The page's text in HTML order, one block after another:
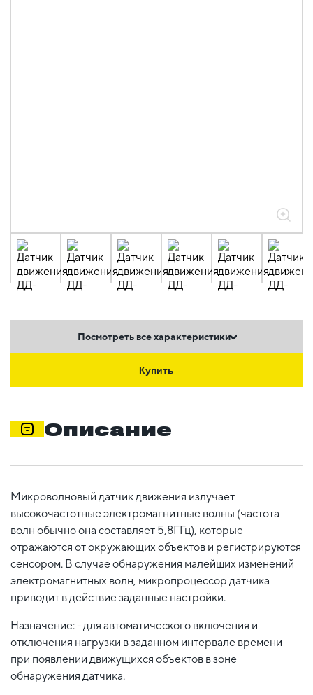
Посмотреть все характеристики
Купить
Описание
Микроволновый датчик движения излучает
высокочастотные электромагнитные волны (частота
волн обычно она составляет 5,8ГГц), которые
отражаются от окружающих объектов и регистрируются
сенсором. В случае обнаружения малейших изменений
электромагнитных волн, микропроцессор датчика
приводит в действие заданные настройки.
Назначение: - для автоматического включения и
отключения нагрузки в заданном интервале времени
при появлении движущихся объектов в зоне
обнаружения датчика.